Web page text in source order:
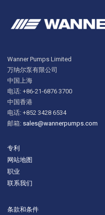
Wanner Pumps Limited
万纳尔泵有限公司
中国上海
电话: +86-21-6876 3700
中国香港
电话: +852 3428 6534
邮箱: sales@wannerpumps.com
专利
网站地图
职业
联系我们
条款和条件